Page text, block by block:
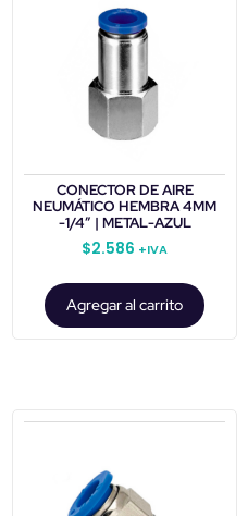
CONECTOR DE AIRE
NEUMÁTICO HEMBRA 4MM
-1/4″ | METAL-AZUL
$2.586 +IVA
Agregar al carrito